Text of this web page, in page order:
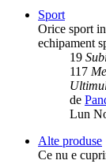
Sport
Orice sport
echipament
19
117
de
Lun
Alte produse
Ce nu e